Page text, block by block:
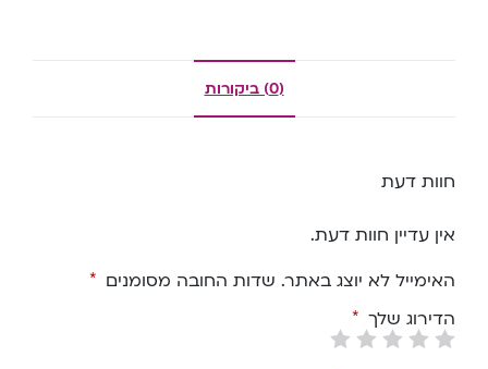
(0) ביקורות
חוות דעת
אין עדיין חוות דעת.
האימייל לא יוצג באתר. שדות החובה מסומנים *
הדירוג שלך *